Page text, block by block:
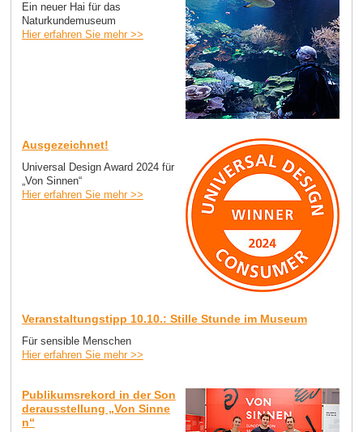
Ein neuer Hai für das
Naturkundemuseum
Hier erfahren Sie mehr >>
Ausgezeichnet!
Universal Design Award 2024 für
„Von Sinnen“
Hier erfahren Sie mehr >>
Veranstaltungstipp 10.10.: Stille Stunde im Museum
Für sensible Menschen
Hier erfahren Sie mehr >>
Publikumsrekord in der Son
derausstellung „Von Sinne
n“